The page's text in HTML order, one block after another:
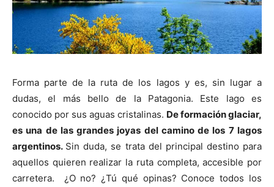
Forma parte de la ruta de los lagos y es, sin lugar a
dudas, el más bello de la Patagonia. Este lago es
conocido por sus aguas cristalinas. De formación glaciar,
es una de las grandes joyas del camino de los 7 lagos
argentinos. Sin duda, se trata del principal destino para
aquellos quieren realizar la ruta completa, accesible por
carretera. ¿O no? ¿Tú qué opinas? Conoce todos los